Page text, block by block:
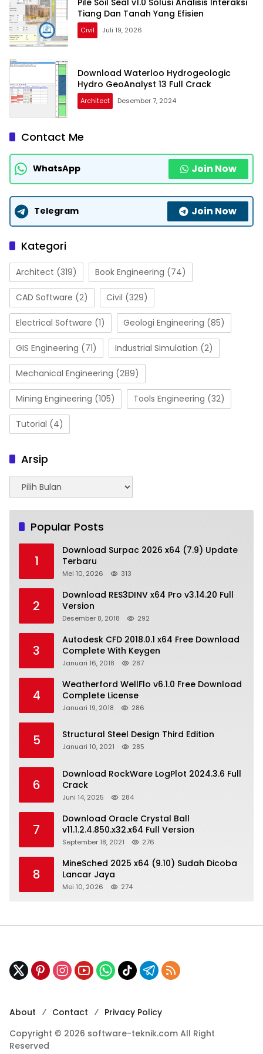
Tiang Dan Tanah Yang Efisien
Civil Juli 19, 2026
Download Waterloo Hydrogeologic
Hydro GeoAnalyst 13 Full Crack
Architect Desember 7, 2024
Contact Me
WhatsApp Join Now
Telegram Join Now
Kategori
Architect (319) Book Engineering (74)
CAD Software (2) Civil (329)
Electrical Software (1) Geologi Engineering (85)
GIS Engineering (71) Industrial Simulation (2)
Mechanical Engineering (289)
Mining Engineering (105) Tools Engineering (32)
Tutorial (4)
Arsip
Arsip
Popular Posts
1
Download Surpac 2026 x64 (7.9) Update
Terbaru
Mei 10, 2026 313
2
Download RES3DINV x64 Pro v3.14.20 Full
Version
Desember 8, 2018 292
3
Autodesk CFD 2018.0.1 x64 Free Download
Complete With Keygen
Januari 16, 2018 287
4
Weatherford WellFlo v6.1.0 Free Download
Complete License
Januari 19, 2018 286
5 Structural Steel Design Third Edition
Januari 10, 2021 285
6
Download RockWare LogPlot 2024.3.6 Full
Crack
Juni 14, 2025 284
7
Download Oracle Crystal Ball
v11.1.2.4.850.x32.x64 Full Version
September 18, 2021 276
8
MineSched 2025 x64 (9.10) Sudah Dicoba
Lancar Jaya
Mei 10, 2026 274
About Contact
Privacy Policy
Copyright © 2026 software-teknik.com All Right
Reserved